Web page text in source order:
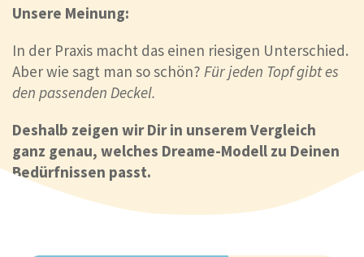
Unsere Meinung:
In der Praxis macht das einen riesigen Unterschied.
Aber wie sagt man so schön? Für jeden Topf gibt es
den passenden Deckel.
Deshalb zeigen wir Dir in unserem Vergleich
ganz genau, welches Dreame-Modell zu Deinen
Bedürfnissen passt.